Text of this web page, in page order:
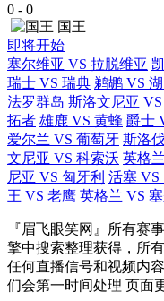
0 - 0
国王
即将开始
塞尔维亚 VS 拉脱维亚
瑞士 VS 瑞典 鹈鹕 VS 湖
法罗群岛 斯洛文尼亚
拓者 雄鹿 VS 黄蜂 爵士
爱尔兰 VS 葡萄牙 斯洛
文尼亚 VS 科索沃 英格
尼亚 VS 匈牙利 活塞 VS
王 VS 老鹰 英格兰 VS
『眉飞眼笑网』所有赛
擎中搜索整理获得，所
任何直播信号和视频内
们会第一时间处理 页面